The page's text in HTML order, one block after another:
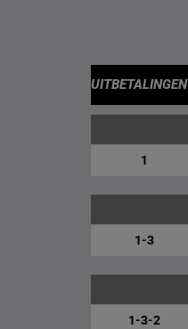
UITBETALINGEN
1
1-3
1-3-2